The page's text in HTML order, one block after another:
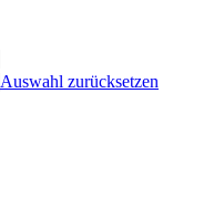
Auswahl zurücksetzen